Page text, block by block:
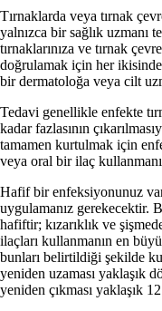
Tırnaklarda veya tırnak
yalnızca bir sağlık uzmanı
tırnaklarınıza ve tırnak
doğrulamak için her
bir dermatoloğa veya cilt
Tedavi genellikle enfekte
kadar fazlasının
tamamen kurtulmak için
veya oral bir ilaç
Hafif bir enfeksiyonunuz
uygulamanız gerekecektir.
hafiftir; kızarıklık ve
ilaçları kullanmanın en
bunları belirtildiği şekilde
yeniden uzaması yaklaşık
yeniden çıkması yaklaşık